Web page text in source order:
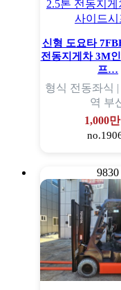
신형 도요타
전동지게차 3M
프…
형식 전동좌식 |
역 부
1,000
9830